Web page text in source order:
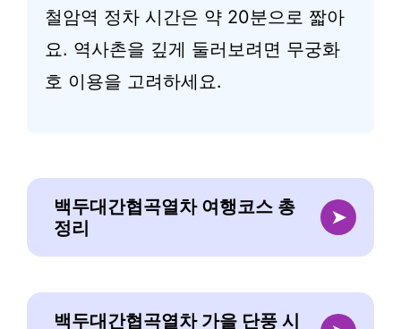
철암역 정차 시간은 약 20분으로 짧아
요. 역사촌을 깊게 둘러보려면 무궁화
호 이용을 고려하세요.
백두대간협곡열차 여행코스 총
정리
➤
백두대간협곡열차 가을 단풍 시